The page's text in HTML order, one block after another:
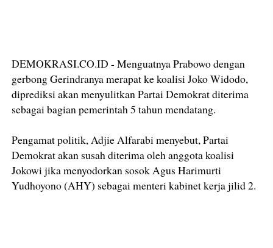
DEMOKRASI.CO.ID - Menguatnya Prabowo dengan
gerbong Gerindranya merapat ke koalisi Joko Widodo,
diprediksi akan menyulitkan Partai Demokrat diterima
sebagai bagian pemerintah 5 tahun mendatang.
Pengamat politik, Adjie Alfarabi menyebut, Partai
Demokrat akan susah diterima oleh anggota koalisi
Jokowi jika menyodorkan sosok Agus Harimurti
Yudhoyono (AHY) sebagai menteri kabinet kerja jilid 2.